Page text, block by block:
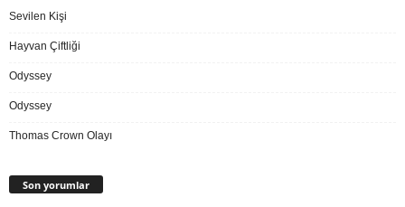
Sevilen Kişi
Hayvan Çiftliği
Odyssey
Odyssey
Thomas Crown Olayı
Son yorumlar